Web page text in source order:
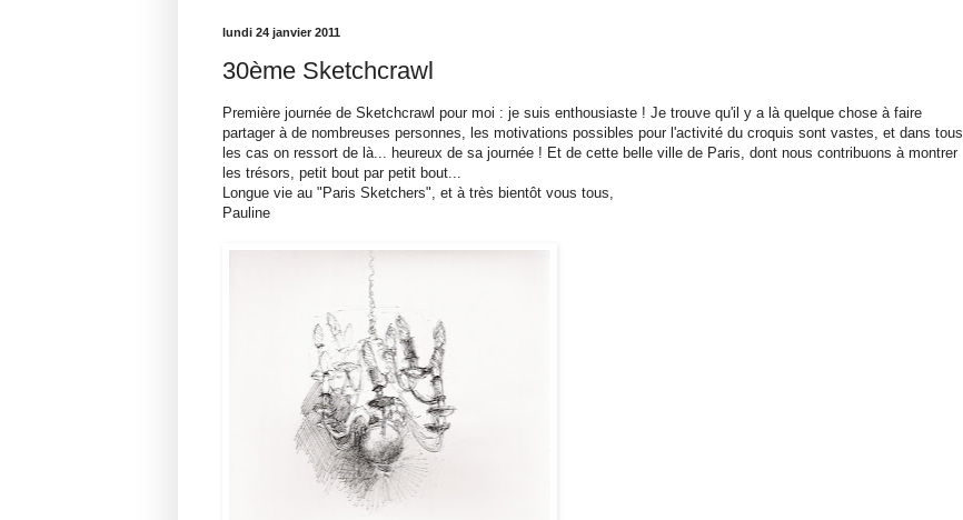
lundi 24 janvier 2011
30ème Sketchcrawl
Première journée de Sketchcrawl pour moi : je suis enthousiaste ! Je trouve qu'il y a là quelque chose à faire
partager à de nombreuses personnes, les motivations possibles pour l'activité du croquis sont vastes, et dans tous
les cas on ressort de là... heureux de sa journée ! Et de cette belle ville de Paris, dont nous contribuons à montrer
les trésors, petit bout par petit bout...
Longue vie au "Paris Sketchers", et à très bientôt vous tous,
Pauline